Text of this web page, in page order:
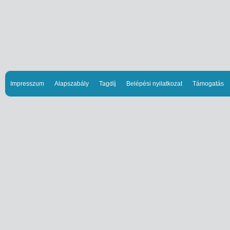
Impresszum Alapszabály Tagdíj Belépési nyilatkozat Támogatás